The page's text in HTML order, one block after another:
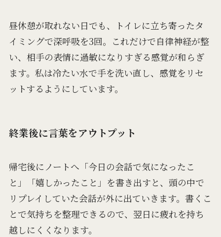
昼休憩が取れない日でも、トイレに立ち寄ったタ
イミングで深呼吸を3回。これだけで自律神経が整
い、相手の表情に過敏になりすぎる感覚が和らぎ
ます。私は冷たい水で手を洗い直し、感覚をリセ
ットするようにしています。
終業後に言葉をアウトプット
帰宅後にノートへ「今日の会話で気になったこ
と」「嬉しかったこと」を書き出すと、頭の中で
リプレイしていた会話が外に出ていきます。書くこ
とで気持ちを整理できるので、翌日に疲れを持ち
越しにくくなります。